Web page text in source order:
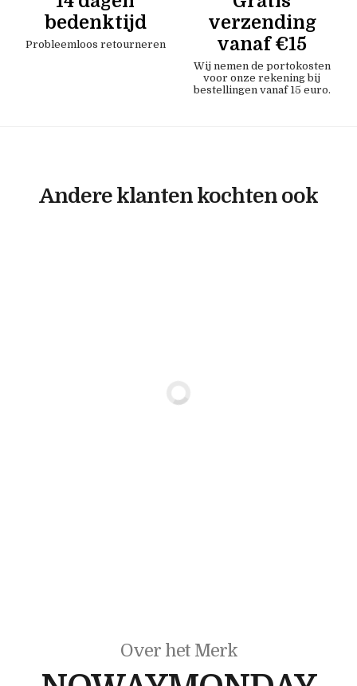
bedenktijd
Probleemloos retourneren
verzending
vanaf €15
Wij nemen de portokosten
voor onze rekening bij
bestellingen vanaf 15 euro.
Andere klanten kochten ook
Over het Merk